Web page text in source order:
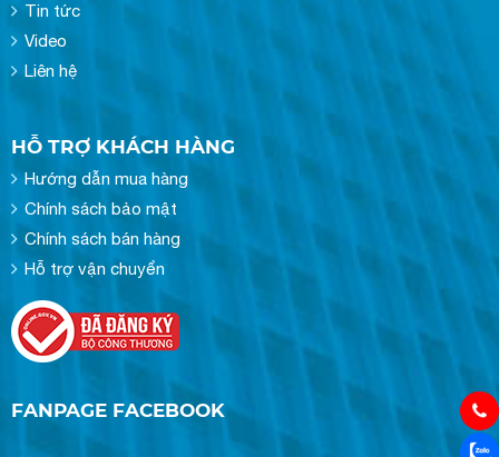
Tin tức
Video
Liên hệ
HỖ TRỢ KHÁCH HÀNG
Hướng dẫn mua hàng
Chính sách bảo mật
Chính sách bán hàng
Hỗ trợ vận chuyển
FANPAGE FACEBOOK